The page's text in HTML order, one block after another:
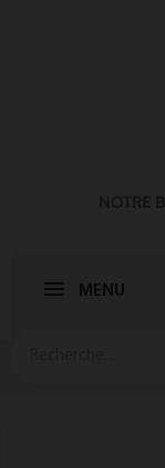
MENU